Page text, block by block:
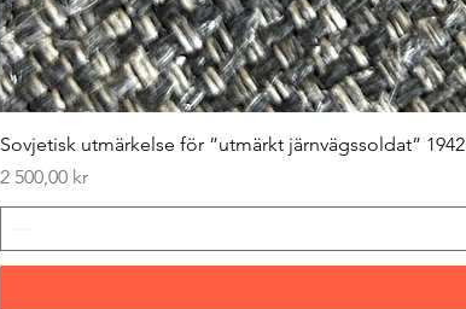
Sovjetisk utmärkelse för ”utmärkt järnvägssoldat” 1942
Pris
2 500,00 kr